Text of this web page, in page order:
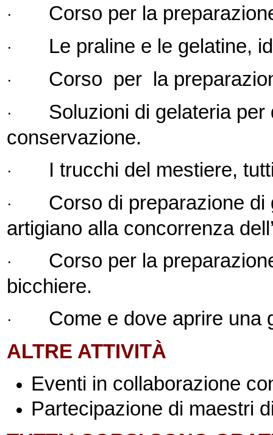
· Corso per la
· Le praline e le gelatine,
· Corso per la
·
Soluzioni di gelateria
conservazione.
· I trucchi del mestiere,
·
Corso di preparazione di
artigiano alla concorrenza
·
Corso per la
bicchiere.
·
Come e dove aprire una
ALTRE ATTIVITÀ
Eventi in collaborazione
Partecipazione di maestri